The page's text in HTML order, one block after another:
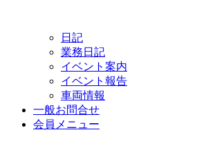
日記
業務日記
イベント案内
イベント報告
車両情報
一般お問合せ
会員メニュー